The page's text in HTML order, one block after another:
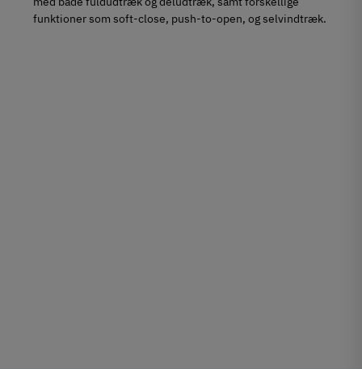
funktioner som soft-close, push-to-open, og selvindtræk.